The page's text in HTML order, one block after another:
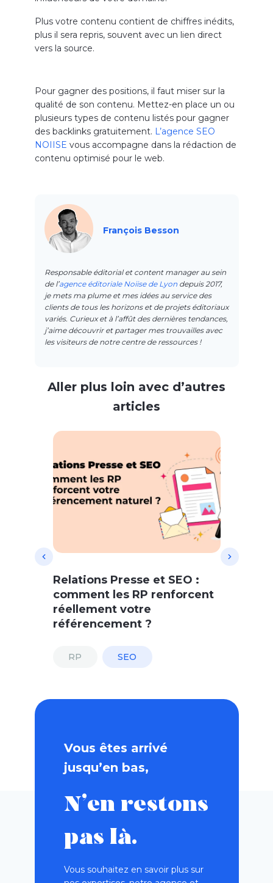
Plus votre contenu contient de chiffres inédits,
plus il sera repris, souvent avec un lien direct
vers la source.
Pour gagner des positions, il faut miser sur la
qualité de son contenu. Mettez-en place un ou
plusieurs types de contenu listés pour gagner
des backlinks gratuitement. L’agence SEO
NOIISE vous accompagne dans la rédaction de
contenu optimisé pour le web.
François Besson
Responsable éditorial et content manager au sein
de l’agence éditoriale Noiise de Lyondepuis 2017,
je mets ma plume et mes idées au service des
clients de tous les horizons et de projets éditoriaux
variés. Curieux et à l’affût des dernières tendances,
j’aime découvrir et partager mes trouvailles avec
les visiteurs de notre centre de ressources !
Aller plus loin avec d’autres
articles
Relations Presse et SEO :
comment les RP renforcent
réellement votre
référencement ?
RP SEO
Vous êtes arrivé
jusqu’en bas,
N’en restons
pas là.
Vous souhaitez en savoir plus sur